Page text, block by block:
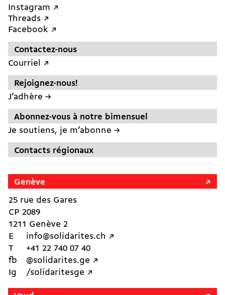
Instagram ↗︎
Threads ↗︎
Facebook ↗︎
Contactez-nous
Courriel ↗︎
Rejoignez-nous!
J’adhère →
Abonnez-vous à notre bimensuel
Je soutiens, je m’abonne →
Contacts régionaux
Genève
25 rue des Gares
CP 2089
1211 Genève 2
E
info@solidarites.ch ↗︎
T
+41 22 740 07 40
fb
@solidarites.ge ↗︎
Ig
/solidaritesge ↗︎